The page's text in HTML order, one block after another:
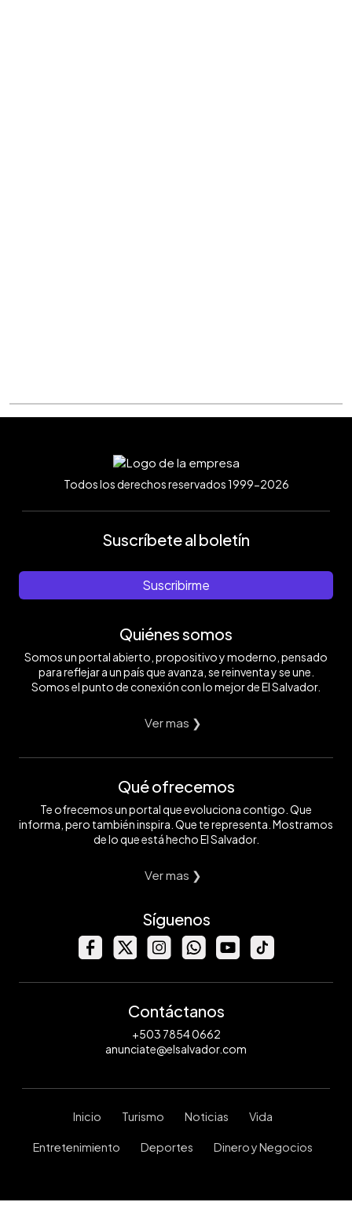
Todos los derechos reservados 1999-2026
Suscríbete al boletín
Suscribirme
Quiénes somos
Somos un portal abierto, propositivo y moderno, pensado
para reflejar a un país que avanza, se reinventa y se une.
Somos el punto de conexión con lo mejor de El Salvador.
Ver mas ❯
Qué ofrecemos
Te ofrecemos un portal que evoluciona contigo. Que
informa, pero también inspira. Que te representa. Mostramos
de lo que está hecho El Salvador.
Ver mas ❯
Síguenos
Contáctanos
+503 7854 0662
anunciate@elsalvador.com
Inicio Turismo Noticias Vida
Entretenimiento Deportes Dinero y Negocios